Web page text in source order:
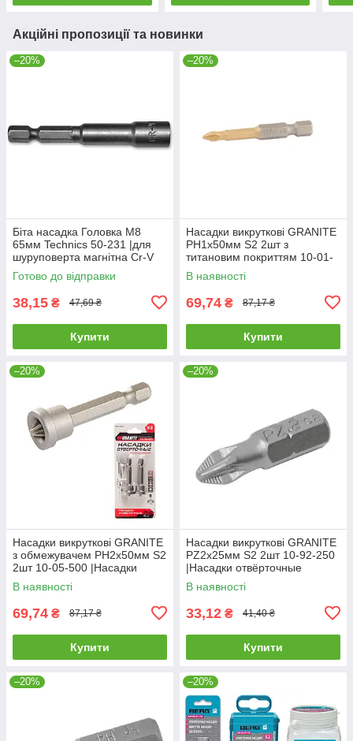
Акційні пропозиції та новинки
–20%
Біта насадка Головка М8
65мм Technics 50-231 |для
шуруповерта магнітна Cr-V
Готово до відправки
38,15 ₴ 47,69 ₴
Купити
–20%
Насадки викруткові GRANITE
РН1х50мм S2 2шт з
титановим покриттям 10-01-
510 |Насадки отвёрточные
GRANITE РН1х50мм S2 2шт
В наявності
69,74 ₴ 87,17 ₴
Купити
–20%
Насадки викруткові GRANITE
з обмежувачем РН2х50мм S2
2шт 10-05-500 |Насадки
отвёрточные GRANITE с
ограничителем РН2х50мм S2
В наявності
69,74 ₴ 87,17 ₴
Купити
–20%
Насадки викруткові GRANITE
РZ2х25мм S2 2шт 10-92-250
|Насадки отвёрточные
GRANITE РZ2х25мм S2 2шт
10-92-250
В наявності
33,12 ₴ 41,40 ₴
Купити
–20% –20%